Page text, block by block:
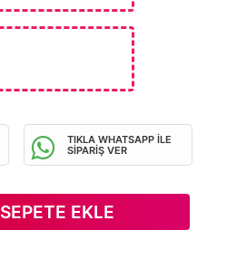
TIKLA WHATSAPP İLE
SİPARİŞ VER
SEPETE EKLE